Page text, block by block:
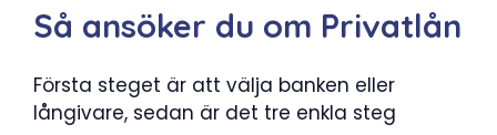
Så ansöker du om Privatlån
Första steget är att välja banken eller
långivare, sedan är det tre enkla steg